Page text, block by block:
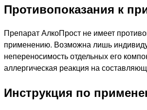
Противопоказания к
Препарат АлкоПрост не имеет
применению. Возможна лишь
непереносимость отдельных его
аллергическая реакция на
Инструкция по